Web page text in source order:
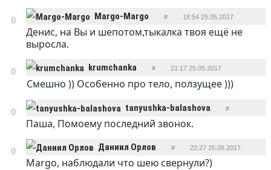
0 Margo-Margo # 18:54 25.05.2017
ОТВЕТИТЬ
Денис, на Вы и шепотом,тыкалка твоя ещё не
выросла.
0 krumchanka # 21:17 25.05.2017
ОТВЕТИТЬ
Смешно )) Особенно про тело, ползущее )))
0 tanyushka-balashova #
21:54 25.05.2017
Паша, Помоему последний звонок.
0 Даниил Орлов # 22:27 25.05.2017
Margo, наблюдали что шею свернули?)